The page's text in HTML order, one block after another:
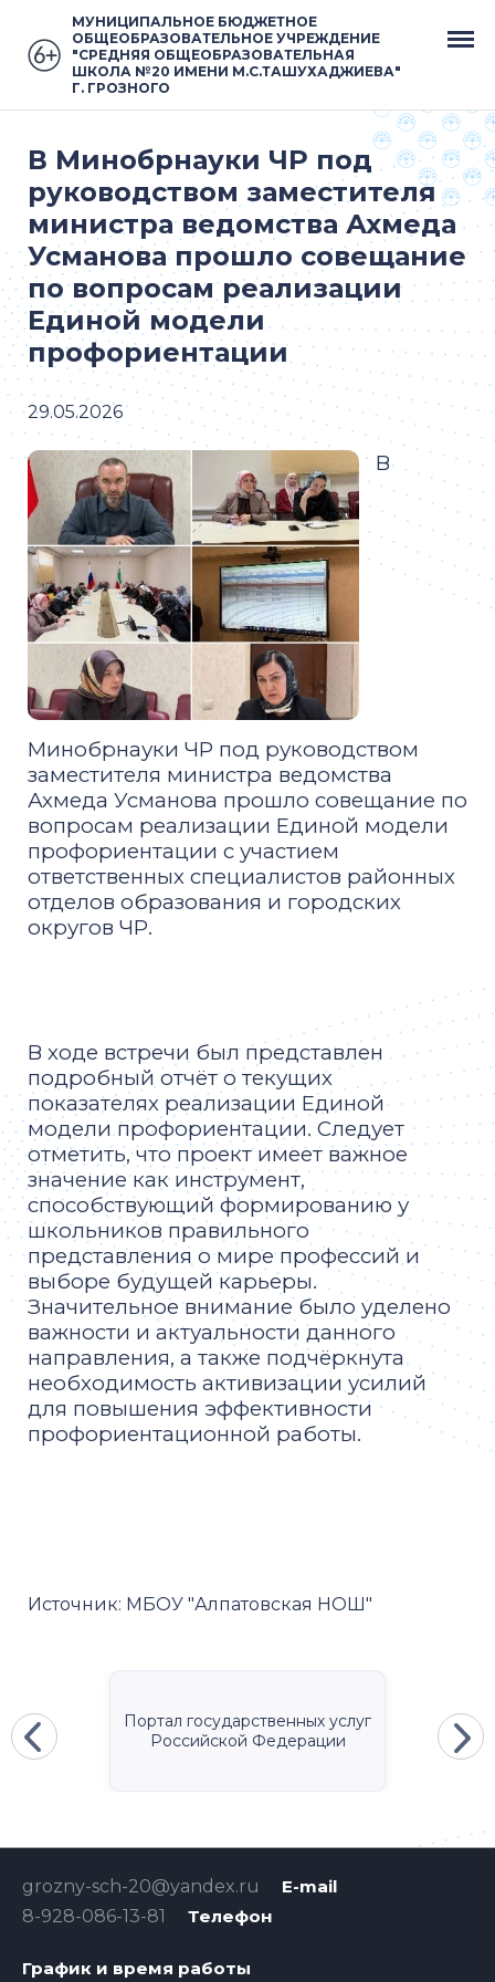
МУНИЦИПАЛЬНОЕ БЮДЖЕТНОЕ
ОБЩЕОБРАЗОВАТЕЛЬНОЕ УЧРЕЖДЕНИЕ
"СРЕДНЯЯ ОБЩЕОБРАЗОВАТЕЛЬНАЯ
ШКОЛА №20 ИМЕНИ М.С.ТАШУХАДЖИЕВА"
Г. ГРОЗНОГО
В Минобрнауки ЧР под
руководством заместителя
министра ведомства Ахмеда
Усманова прошло совещание
по вопросам реализации
Единой модели
профориентации
29.05.2026
В
Минобрнауки ЧР под руководством
заместителя министра ведомства
Ахмеда Усманова прошло совещание по
вопросам реализации Единой модели
профориентации с участием
ответственных специалистов районных
отделов образования и городских
округов ЧР.
В ходе встречи был представлен
подробный отчёт о текущих
показателях реализации Единой
модели профориентации. Следует
отметить, что проект имеет важное
значение как инструмент,
способствующий формированию у
школьников правильного
представления о мире профессий и
выборе будущей карьеры.
Значительное внимание было уделено
важности и актуальности данного
направления, а также подчёркнута
необходимость активизации усилий
для повышения эффективности
профориентационной работы.
Источник: МБОУ "Алпатовская НОШ"
Портал государственных услуг
Российской Федерации
E-mail
grozny-sch-20@yandex.ru
Телефон
8-928-086-13-81
График и время работы